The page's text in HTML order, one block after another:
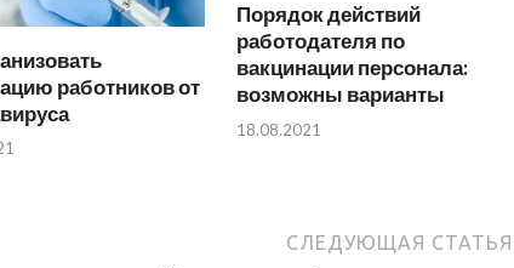
работников от
Порядок действий
работодателя по
вакцинации персонала:
возможны варианты
18.08.2021
СЛЕДУЮЩАЯ СТАТЬЯ